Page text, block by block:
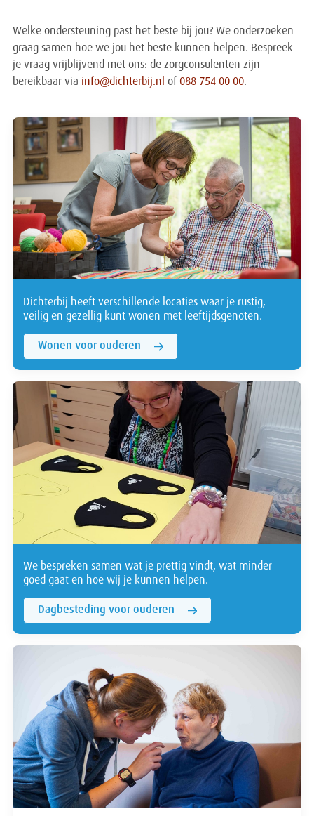
Welke ondersteuning past het beste bij jou? We onderzoeken
graag samen hoe we jou het beste kunnen helpen. Bespreek
je vraag vrijblijvend met ons: de zorgconsulenten zijn
bereikbaar via info@dichterbij.nl of 088 754 00 00.
Dichterbij heeft verschillende locaties waar je rustig,
veilig en gezellig kunt wonen met leeftijdsgenoten.
Wonen voor ouderen
We bespreken samen wat je prettig vindt, wat minder
goed gaat en hoe wij je kunnen helpen.
Dagbesteding voor ouderen